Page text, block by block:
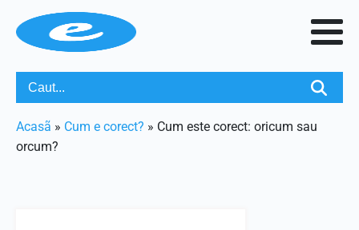
Acasã » Cum e corect? » Cum este corect: oricum sau
orcum?